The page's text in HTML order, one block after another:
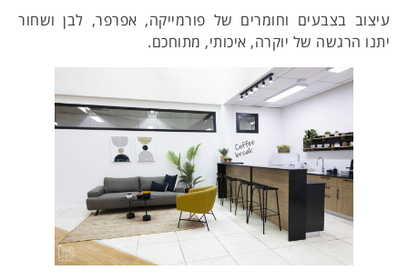
עיצוב בצבעים וחומרים של פורמייקה, אפרפר, לבן ושחור
יתנו הרגשה של יוקרה, איכותי, מתוחכם.